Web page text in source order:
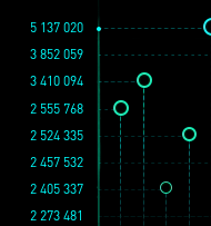
3 852 059
2 457 532
2 273 481
5 137 020
2 524 335
2 405 337
3 410 094
2 555 768